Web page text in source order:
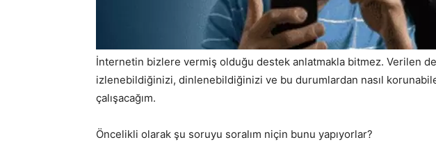
İnternetin bizlere vermiş olduğu destek anlatmakla bitmez. Verilen
izlenebildiğinizi, dinlenebildiğinizi ve bu durumlardan nasıl
çalışacağım.
Öncelikli olarak şu soruyu soralım niçin bunu yapıyorlar?